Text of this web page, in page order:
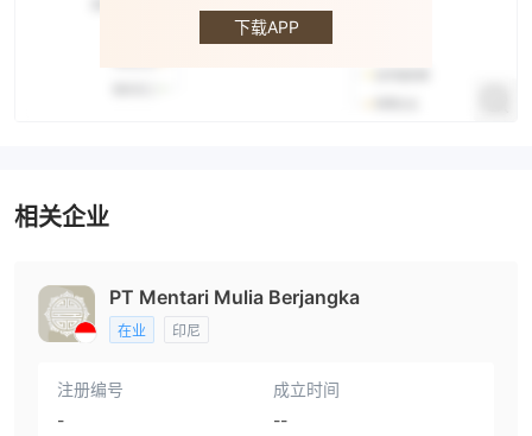
下载APP
MULIA
相关企业
PT Mentari Mulia Berjangka
在业 印尼
注册编号
-
成立时间
--